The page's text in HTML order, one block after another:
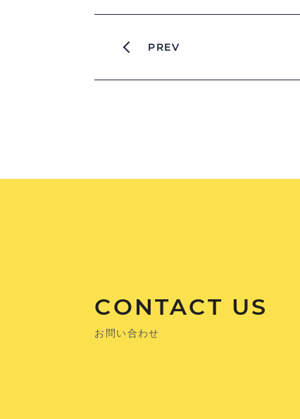
PREV
CONTACT US
お問い合わせ